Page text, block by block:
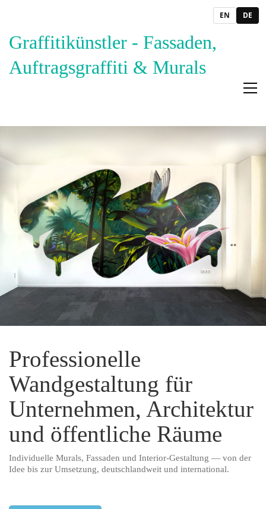
EN DE
Graffitikünstler - Fassaden,
Auftragsgraffiti & Murals
Professionelle
Wandgestaltung für
Unternehmen, Architektur
und öffentliche Räume
Individuelle Murals, Fassaden und Interior-Gestaltung — von der
Idee bis zur Umsetzung, deutschlandweit und international.